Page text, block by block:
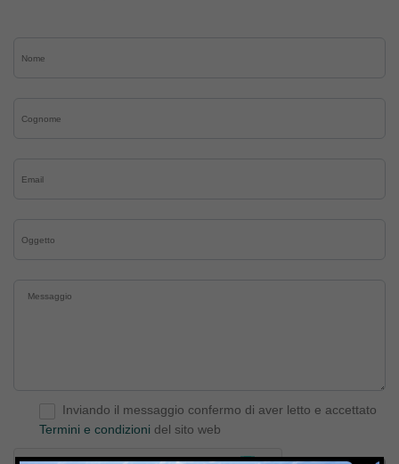
Inviando il messaggio confermo di aver letto e accettato
Termini e condizioni del sito web